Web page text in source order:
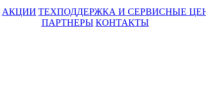
АКЦИИ ТЕХПОДДЕРЖКА И СЕРВИСНЫЕ
ПАРТНЕРЫ КОНТАКТЫ